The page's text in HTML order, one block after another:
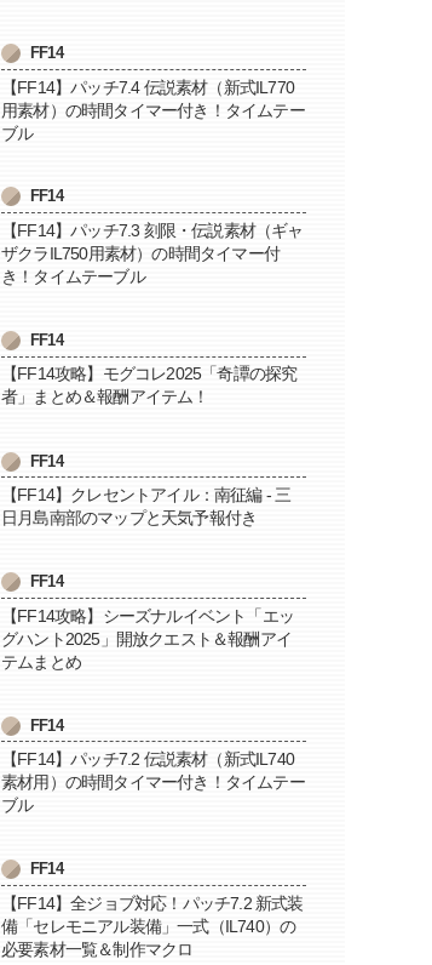
FF14
【FF14】パッチ7.4 伝説素材（新式IL770
用素材）の時間タイマー付き！タイムテー
ブル
FF14
【FF14】パッチ7.3 刻限・伝説素材（ギャ
ザクラIL750用素材）の時間タイマー付
き！タイムテーブル
FF14
【FF14攻略】モグコレ2025「奇譚の探究
者」まとめ＆報酬アイテム！
FF14
【FF14】クレセントアイル：南征編 - 三
日月島南部のマップと天気予報付き
FF14
【FF14攻略】シーズナルイベント「エッ
グハント2025」開放クエスト＆報酬アイ
テムまとめ
FF14
【FF14】パッチ7.2 伝説素材（新式IL740
素材用）の時間タイマー付き！タイムテー
ブル
FF14
【FF14】全ジョブ対応！パッチ7.2 新式装
備「セレモニアル装備」一式（IL740）の
必要素材一覧＆制作マクロ